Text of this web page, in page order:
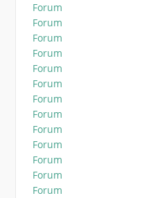
Forum
Forum
Forum
Forum
Forum
Forum
Forum
Forum
Forum
Forum
Forum
Forum
Forum